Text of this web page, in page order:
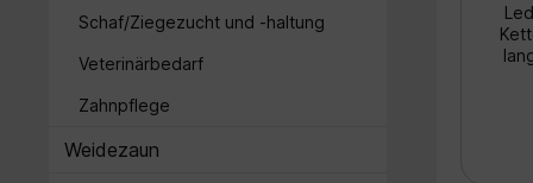
Schaf/Ziegezucht und -haltung
Veterinärbedarf
Zahnpflege
Weidezaun
Kette
x